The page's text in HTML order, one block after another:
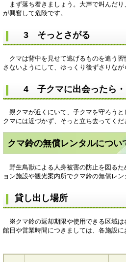
まず落ち着きましょう。大声で叫んだり
が興奮して危険です。
3 そっとさがる
クマは背中を見せて逃げるものを追う
さないようにして、ゆっくり後ずさりなが
4 子クマに出会ったら
親クマが近くにいて、子クマを守ろう
クマには近づかず、そっと立ち去ってくだ
クマ鈴の無償レンタルについ
野生鳥獣による人身被害の防止を図るた
ョン施設や観光案内所でクマ鈴の無償レン
貸し出し場所
※クマ鈴の返却期限や使用できる区域
館日や営業時間につきましては、各施設に